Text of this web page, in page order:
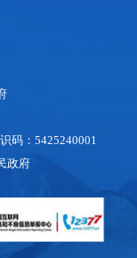
码：5425240001
政府